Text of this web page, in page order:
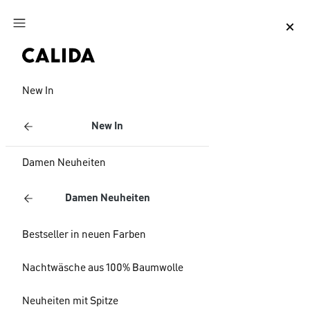
Zum Hauptinhalt springen
New In
New In
Damen Neuheiten
Damen Neuheiten
Bestseller in neuen Farben
Nachtwäsche aus 100% Baumwolle
Neuheiten mit Spitze